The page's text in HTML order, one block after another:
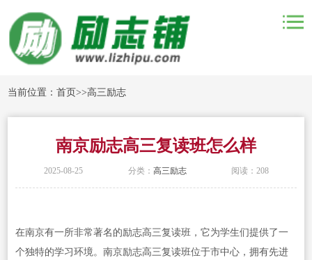
当前位置：首页>>高三励志
南京励志高三复读班怎么样
2025-08-25 分类： 高三励志 阅读：208
在南京有一所非常著名的励志高三复读班，它为学生们提供了一
个独特的学习环境。南京励志高三复读班位于市中心，拥有先进